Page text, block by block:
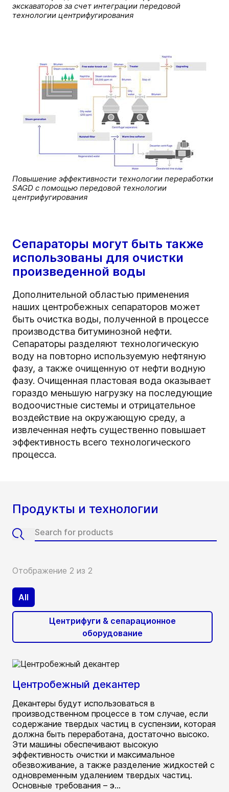
экскаваторов за счет интеграции передовой
технологии центрифугирования
Повышение эффективности технологии переработки
SAGD с помощью передовой технологии
центрифугирования
Сепараторы могут быть также
использованы для очистки
произведенной воды
Дополнительной областью применения
наших центробежных сепараторов может
быть очистка воды, полученной в процессе
производства битуминозной нефти.
Сепараторы разделяют технологическую
воду на повторно используемую нефтяную
фазу, а также очищенную от нефти водную
фазу. Очищенная пластовая вода оказывает
гораздо меньшую нагрузку на последующие
водоочистные системы и отрицательное
воздействие на окружающую среду, а
извлеченная нефть существенно повышает
эффективность всего технологического
процесса.
Продукты и технологии
Отображение 2 из 2
All
Центрифуги & сепарационное
оборудование
Центробежный декантер
Декантеры будут использоваться в
производственном процессе в том случае, если
содержание твердых частиц в суспензии, которая
должна быть переработана, достаточно высоко.
Эти машины обеспечивают высокую
эффективность очистки и максимальное
обезвоживание, а также разделение жидкостей с
одновременным удалением твердых частиц.
Основные требования – э...